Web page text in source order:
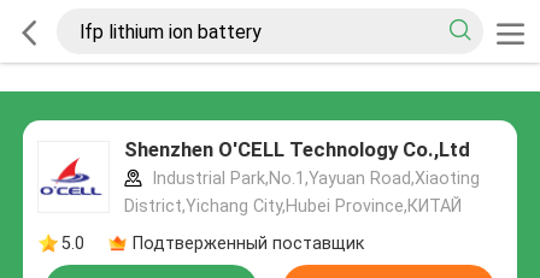
Shenzhen O'CELL Technology Co.,Ltd
Industrial Park,No.1,Yayuan Road,Xiaoting
District,Yichang City,Hubei Province,КИТАЙ
5.0
Подтверженный поставщик